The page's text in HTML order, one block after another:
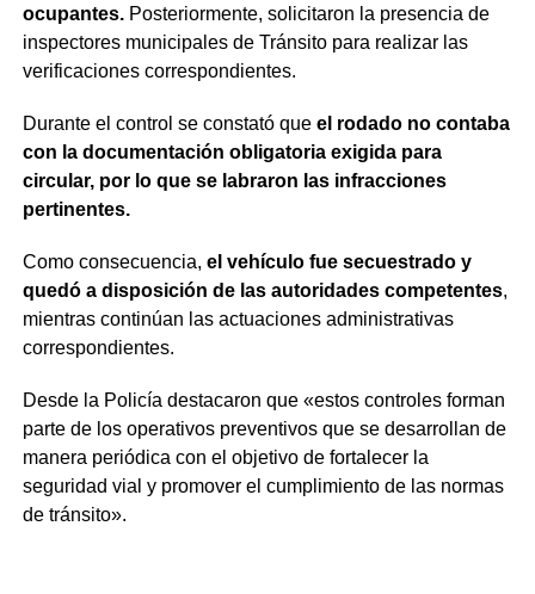
ocupantes.Posteriormente, solicitaron la presencia de
inspectores municipales de Tránsito para realizar las
verificaciones correspondientes.
Durante el control se constató que el rodado no contaba
con la documentación obligatoria exigida para
circular, por lo que se labraron las infracciones
pertinentes.
Como consecuencia, el vehículo fue secuestrado y
quedó a disposición de las autoridades competentes,
mientras continúan las actuaciones administrativas
correspondientes.
Desde la Policía destacaron que «estos controles forman
parte de los operativos preventivos que se desarrollan de
manera periódica con el objetivo de fortalecer la
seguridad vial y promover el cumplimiento de las normas
de tránsito».